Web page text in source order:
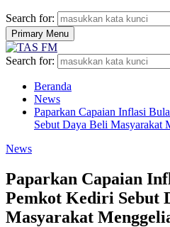
Search for:
Primary Menu
Search for:
Beranda
News
Paparkan Capaian Inflasi
Sebut Daya Beli Masyarakat
News
Paparkan Capaian
Pemkot Kediri Sebut
Masyarakat